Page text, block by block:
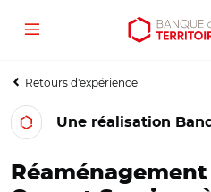
Aller
contenu
Aller
menu
Ouvrir
outils
Menu
Retours d'expérience
Une réalisation
Réaménagement